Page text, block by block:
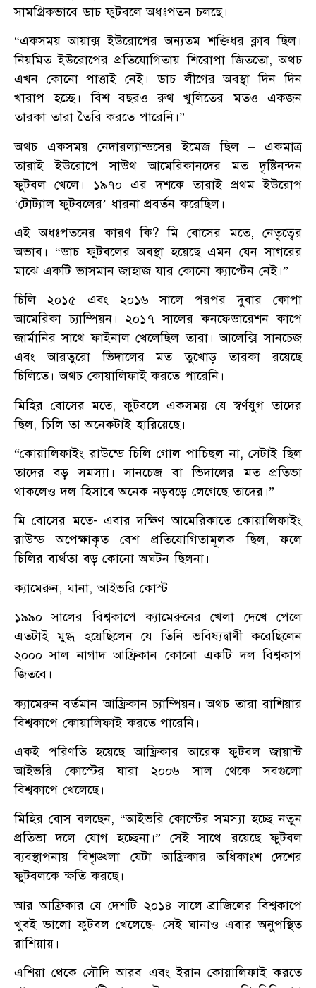
সামগ্রিকভাবে ডাচ ফুটবলে অধঃপতন চলছে।
“একসময় আয়াক্স ইউরোপের অন্যতম শক্তিধর ক্লাব ছিল।
নিয়মিত ইউরোপের প্রতিযোগিতায় শিরোপা জিততো, অথচ
এখন কোনো পাত্তাই নেই। ডাচ লীগের অবস্থা দিন দিন
খারাপ হচ্ছে। বিশ বছরও রুথ খুলিতের মতও একজন
তারকা তারা তৈরি করতে পারেনি।”
অথচ একসময় নেদারল্যান্ডসের ইমেজ ছিল – একমাত্র
তারাই ইউরোপে সাউথ আমেরিকানদের মত দৃষ্টিনন্দন
ফুটবল খেলে। ১৯৭০ এর দশকে তারাই প্রথম ইউরোপ
‘টোট্যাল ফুটবলের’ ধারনা প্রবর্তন করেছিল।
এই অধঃপতনের কারণ কি? মি বোসের মতে, নেতৃত্বের
অভাব। “ডাচ ফুটবলের অবস্থা হয়েছে এমন যেন সাগরের
মাঝে একটি ভাসমান জাহাজ যার কোনো ক্যাপ্টেন নেই।”
চিলি ২০১৫ এবং ২০১৬ সালে পরপর দুবার কোপা
আমেরিকা চ্যাম্পিয়ন। ২০১৭ সালের কনফেডারেশন কাপে
জার্মানির সাথে ফাইনাল খেলেছিল তারা। আলেক্সি সানচেজ
এবং আরতুরো ভিদালের মত তুখোড় তারকা রয়েছে
চিলিতে। অথচ কোয়ালিফাই করতে পারেনি।
মিহির বোসের মতে, ফুটবলে একসময় যে স্বর্ণযুগ তাদের
ছিল, চিলি তা অনেকটাই হারিয়েছে।
“কোয়ালিফাইং রাউন্ডে চিলি গোল পাচিছল না, সেটাই ছিল
তাদের বড় সমস্যা। সানচেজ বা ভিদালের মত প্রতিভা
থাকলেও দল হিসাবে অনেক নড়বড়ে লেগেছে তাদের।”
মি বোসের মতে- এবার দক্ষিণ আমেরিকাতে কোয়ালিফাইং
রাউন্ড অপেক্ষাকৃত বেশ প্রতিযোগিতামূলক ছিল, ফলে
চিলির ব্যর্থতা বড় কোনো অঘটন ছিলনা।
ক্যামেরুন, ঘানা, আইভরি কোস্ট
১৯৯০ সালের বিশ্বকাপে ক্যামেরুনের খেলা দেখে পেলে
এতটাই মুগ্ধ হয়েছিলেন যে তিনি ভবিষ্যদ্বাণী করেছিলেন
২০০০ সাল নাগাদ আফ্রিকান কোনো একটি দল বিশ্বকাপ
জিতবে।
ক্যামেরুন বর্তমান আফ্রিকান চ্যাম্পিয়ন। অথচ তারা রাশিয়ার
বিশ্বকাপে কোয়ালিফাই করতে পারেনি।
একই পরিণতি হয়েছে আফ্রিকার আরেক ফুটবল জায়ান্ট
আইভরি কোস্টের যারা ২০০৬ সাল থেকে সবগুলো
বিশ্বকাপে খেলেছে।
মিহির বোস বলছেন, “আইভরি কোস্টের সমস্যা হচ্ছে নতুন
প্রতিভা দলে যোগ হচ্ছেনা।” সেই সাথে রয়েছে ফুটবল
ব্যবস্থাপনায় বিশৃঙ্খলা যেটা আফ্রিকার অধিকাংশ দেশের
ফুটবলকে ক্ষতি করছে।
আর আফ্রিকার যে দেশটি ২০১৪ সালে ব্রাজিলের বিশ্বকাপে
খুবই ভালো ফুটবল খেলেছে- সেই ঘানাও এবার অনুপস্থিত
রাশিয়ায়।
এশিয়া থেকে সৌদি আরব এবং ইরান কোয়ালিফাই করতে